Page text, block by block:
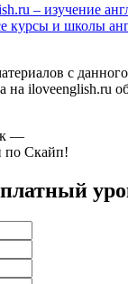
– изучение
курсы и школы
с
на iloveenglish.ru
—
по Скайп!